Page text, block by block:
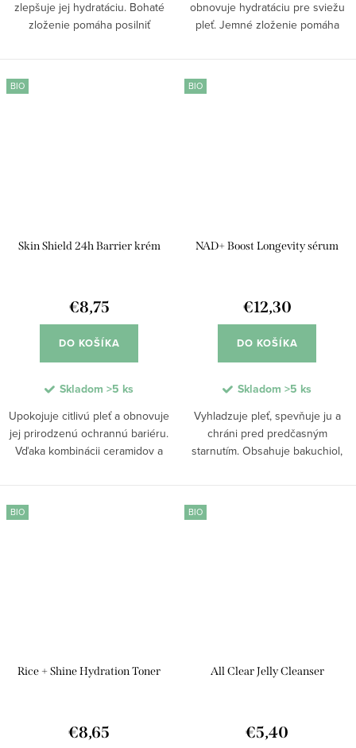
zlepšuje jej hydratáciu. Bohaté
zloženie pomáha posilniť
podporuje jej regeneráciu.
obnovuje hydratáciu pre sviežu
pleť. Jemné zloženie pomáha
Kombinácia účinných látok
podporuje regeneráciu,...
BIO
Skin Shield 24h Barrier krém
€8,75
DO KOŠÍKA
Skladom >5 ks
Upokojuje citlivú pleť a obnovuje
jej prirodzenú ochrannú bariéru.
Vďaka kombinácii ceramidov a
zmierniť pocity suchosti či
BIO
NAD+ Boost Longevity sérum
€12,30
DO KOŠÍKA
Skladom >5 ks
Vyhladzuje pleť, spevňuje ju a
chráni pred predčasným
starnutím. Obsahuje bakuchiol,
pred oxidačným stresom. Ľahká
BIO
Rice + Shine Hydration Toner
€8,65
BIO
All Clear Jelly Cleanser
€5,40